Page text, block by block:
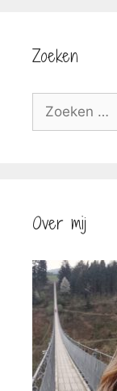
Zoeken
naar:
Over mij